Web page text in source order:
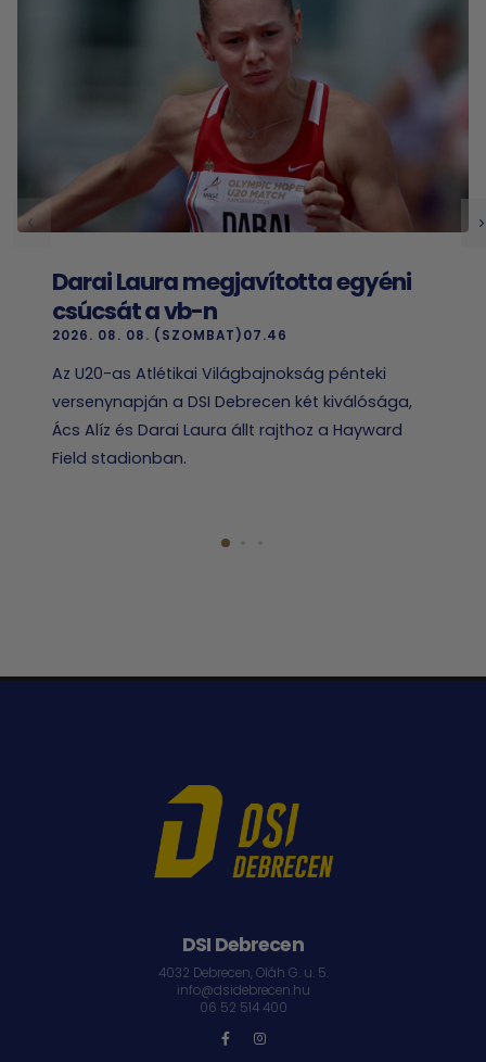
Darai Laura megjavította egyéni
csúcsát a vb-n
2026. 08. 08. (SZOMBAT)07.46
Az U20-as Atlétikai Világbajnokság pénteki
versenynapján a DSI Debrecen két kiválósága,
Ács Alíz és Darai Laura állt rajthoz a Hayward
Field stadionban.
DSI Debrecen
4032 Debrecen, Oláh G. u. 5.
info@dsidebrecen.hu
06 52 514 400